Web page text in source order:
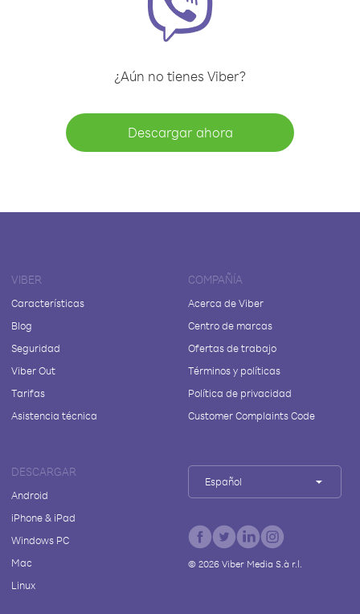
¿Aún no tienes Viber?
Descargar ahora
VIBER
Características
Blog
Seguridad
Viber Out
Tarifas
Asistencia técnica
COMPAÑÍA
Acerca de Viber
Centro de marcas
Ofertas de trabajo
Términos y políticas
Política de privacidad
Customer Complaints Code
DESCARGAR
Android
iPhone & iPad
Windows PC
Mac
Linux
Español
© 2026Viber Media S.à r.l.